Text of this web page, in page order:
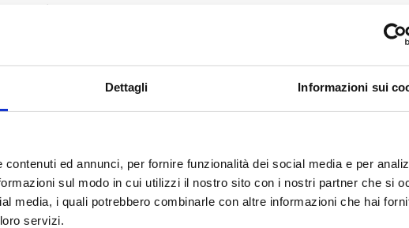
Dettagli Informazioni sui
ed annunci, per fornire funzionalità dei social media e per
sul modo in cui utilizzi il nostro sito con i nostri partner che si
media, i quali potrebbero combinarle con altre informazioni che hai
servizi.
confetti e oggettistica, con proposte adatte sia alle grandi
sposi di Senago che desiderano un negozio specializzato in
in base al tono dell’evento.
ogni scelta viene costruita in modo equilibrato,
e cerca qualità, gusto e consulenza.